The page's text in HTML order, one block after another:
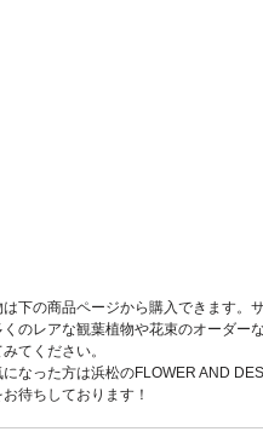
は下の商品ページから購入できます。
くのレアな観葉植物や花束のオーダー
てください。
になった方は浜松のFLOWER AND
待ちしております！